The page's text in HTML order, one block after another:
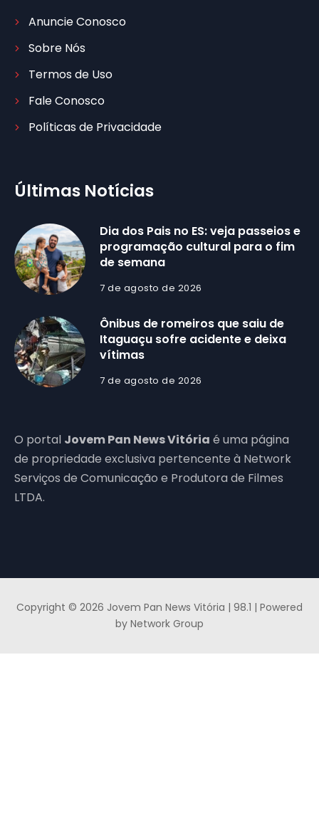
Anuncie Conosco
Sobre Nós
Termos de Uso
Fale Conosco
Políticas de Privacidade
Últimas Notícias
Dia dos Pais no ES: veja passeios e
programação cultural para o fim
de semana
7 de agosto de 2026
Ônibus de romeiros que saiu de
Itaguaçu sofre acidente e deixa
vítimas
7 de agosto de 2026
O portal Jovem Pan News Vitória é uma página
de propriedade exclusiva pertencente à Network
Serviços de Comunicação e Produtora de Filmes
LTDA.
Copyright © 2026 Jovem Pan News Vitória | 98.1 | Powered
by Network Group